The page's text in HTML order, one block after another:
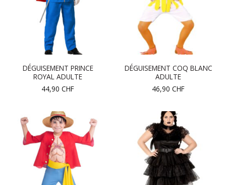
DÉGUISEMENT PRINCE
ROYAL ADULTE
44,90 CHF
DÉGUISEMENT COQ BLANC
ADULTE
46,90 CHF